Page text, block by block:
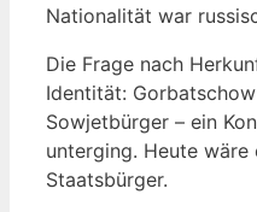
Nationalität war
Die Frage nach
Identität:
Sowjetbürger – ein
unterging. Heute wäre
Staatsbürger.